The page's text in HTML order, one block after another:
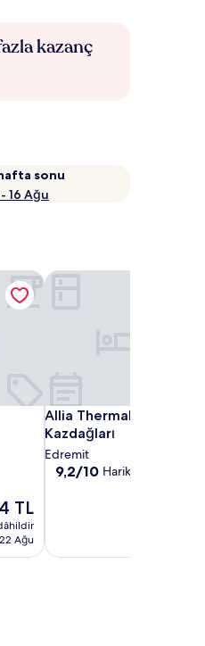
kazanç
sonu
16 Ağu
TL
Ağu
Allia Thermal Health &
Kazdağları
Allia Thermal Health &
Edremit
10
9,2/10 Harika
Allia Thermal Health &